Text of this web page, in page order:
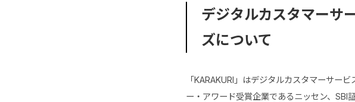
デジタルカスタマーサ
ズについて​​​​​​​
「KARAKURI」はデジタルカスタマーサー
ー・アワード受賞企業であるニッセン、SBI